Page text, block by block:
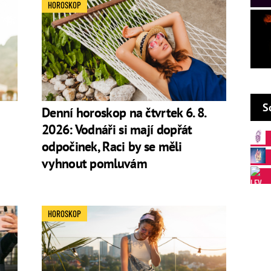
sebe před ostatními.
Neradi hrají hry na schovávanou, raději všechno
bývají dostexhibicionističtía nebojí se
Emoce neskrývají, rádi se davu kolem sebe vystavují
opál.
Při domlouvání schůzky termín několikrát
je ještě více vytížen než on, udělá to na něj
nečekaně. Má rád vše nové a nestandardní.
, pak se zcela nepodřizujte. Rád o něco usiluje, ale
Denní horoskop na čtvrtek 6. 8.
2026: Vodnáři si mají dopřát
odpočinek, Raci by se měli
vyhnout pomluvám
HOROSKOP
HOROSKOP